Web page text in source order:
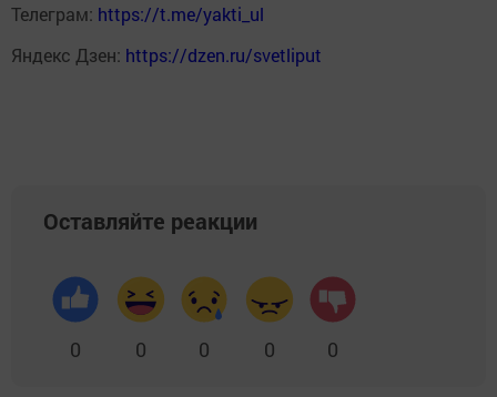
Телеграм: https://t.me/yakti_ul
Яндекс Дзен: https://dzen.ru/svetliput
Оставляйте реакции
0 0 0 0 0